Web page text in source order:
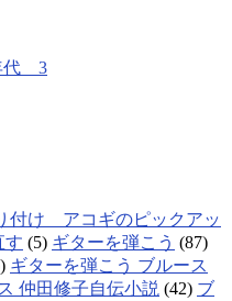
代 3
付け アコギのピックアッ
す (5) ギターを弾こう (87)
ギターを弾こう ブルース
仲田修子自伝小説 (42) ブ